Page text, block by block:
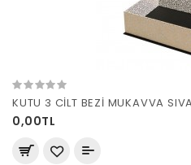
KUTU 3 CİLT BEZİ MUKAVVA
0,00TL